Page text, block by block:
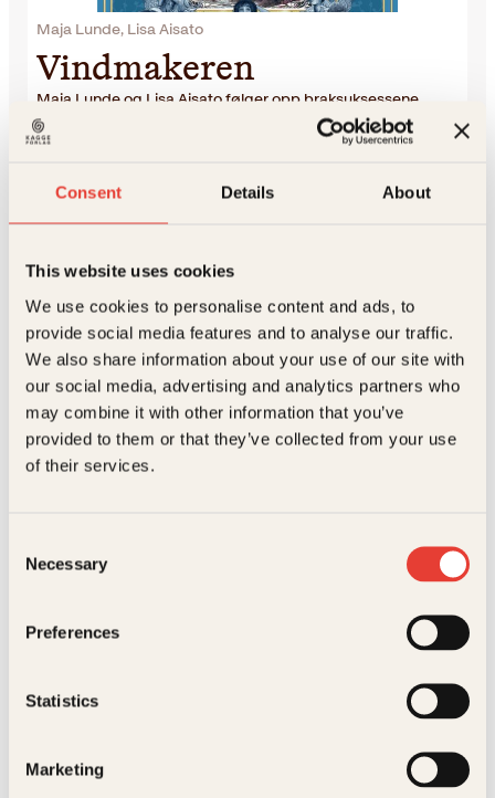
Consent Details About
This website uses cookies
We use cookies to personalise content and ads, to
provide social media features and to analyse our traffic.
We also share information about your use of our site with
our social media, advertising and analytics partners who
may combine it with other information that you’ve
provided to them or that they’ve collected from your use
of their services.
Selection
Necessary
Preferences
Statistics
Marketing
Maja Lunde, Lisa Aisato
Vindmakeren
Maja Lunde og Lisa Aisato følger opp braksuksessene
Snøsøsteren og Solvokteren med Vindmakeren, en
fortelling som passer for både barn og voksne, og som gir
Om Maja Lunde og Lisa
Aisato: